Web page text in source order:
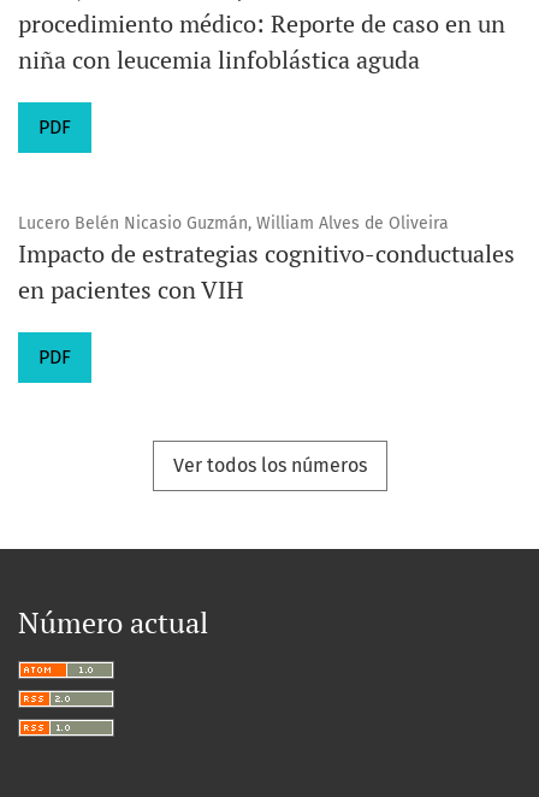
procedimiento médico: Reporte de caso en un
niña con leucemia linfoblástica aguda
PDF
Lucero Belén Nicasio Guzmán, William Alves de Oliveira
Impacto de estrategias cognitivo-conductuales
en pacientes con VIH
PDF
Ver todos los números
Número actual